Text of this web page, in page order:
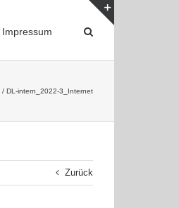
Impressum
DL-intern_2022-3_Internet
Zurück
Bar